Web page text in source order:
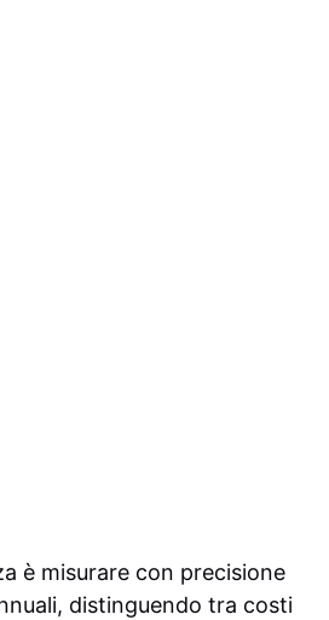
è misurare con precisione
distinguendo tra costi